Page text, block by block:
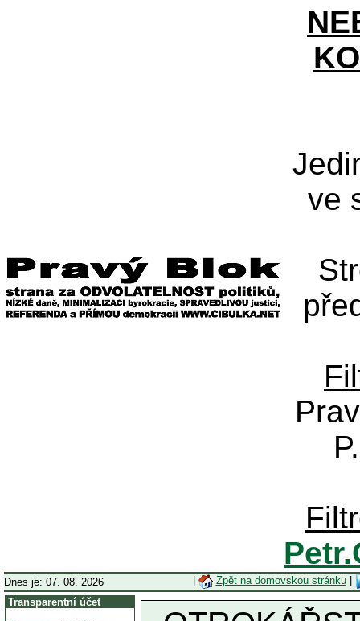
ve
Dnes je: 07. 08. 2026 Zpět na domovskou stránku|
Transparentní účet